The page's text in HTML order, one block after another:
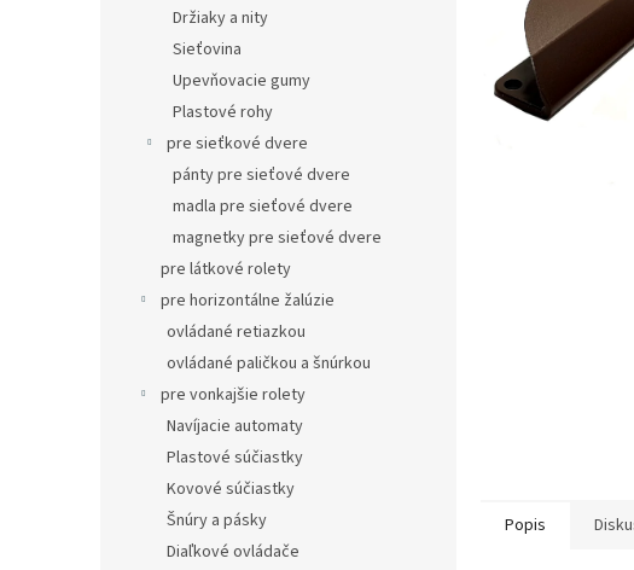
Držiaky a nity
Sieťovina
Upevňovacie gumy
Plastové rohy
pre sieťkové dvere
pánty pre sieťové dvere
madla pre sieťové dvere
magnetky pre sieťové dvere
pre látkové rolety
pre horizontálne žalúzie
ovládané retiazkou
ovládané paličkou a šnúrkou
pre vonkajšie rolety
Navíjacie automaty
Plastové súčiastky
Kovové súčiastky
Šnúry a pásky
Diaľkové ovládače
Popis